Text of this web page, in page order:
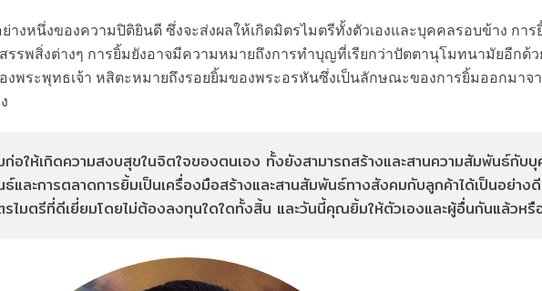
หนึ่งของความปิติยินดี ซึ่งจะส่งผลให้เกิดมิตรไมตรีทั้งตัวเองและบุคคลรอบข้าง การ
รพสิ่งต่างๆ การยิ้มยังอาจมีความหมายถึงการทำบุญที่เรียกว่าปัตตานุโมทนามัยอีกด้
พระพุทธเจ้า หสิตะหมายถึงรอยยิ้มของพระอรหันซึ่งเป็นลักษณะของการยิ้มออกมาจ
อให้เกิดความสงบสุขในจิตใจของตนเอง ทั้งยังสามารถสร้างและสานความสัมพันธ์กับ
และการตลาดการยิ้มเป็นเครื่องมือสร้างและสานสัมพันธ์ทางสังคมกับลูกค้าได้เป็นอย่า
รไมตรีที่ดีเยี่ยมโดยไม่ต้องลงทุนใดใดทั้งสิ้น และวันนี้คุณยิ้มให้ตัวเองและผู้อื่นกันแล้วหรื